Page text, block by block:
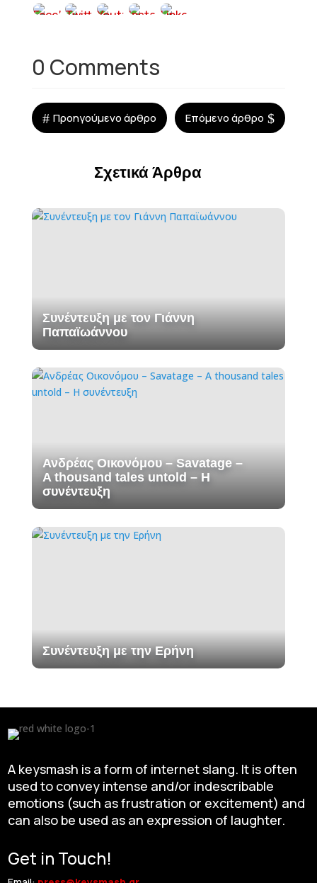
0 Comments
# Προηγούμενο άρθρο Επόμενο άρθρο $
Σχετικά Άρθρα
Συνέντευξη με τον Γιάννη
Παπαϊωάννου
Ανδρέας Οικονόμου – Savatage –
A thousand tales untold – H
συνέντευξη
Συνέντευξη με την Ερήνη
A keysmash is a form of internet slang. It is often
used to convey intense and/or indescribable
emotions (such as frustration or excitement) and
can also be used as an expression of laughter.
Get in Touch!